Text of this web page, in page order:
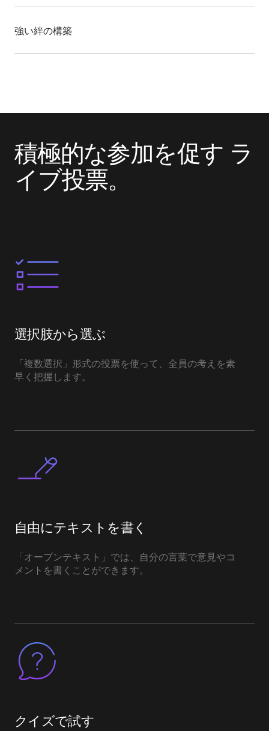
あらゆる人の意見を聞き、すべての人に力を与え、
思決定を改善します。
強い絆の構築
チームを強化し、透明性を高め、リーダーとメンバ
積極的な参加を促す ラ
イブ投票。
選択肢から選ぶ
「複数選択」形式の投票を使って、全員の考えを素
早く把握します。
自由にテキストを書く
「オープンテキスト」では、自分の言葉で意見やコ
メントを書くことができます。
クイズで試す